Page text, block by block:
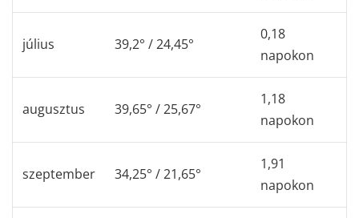
július 39,2° / 24,45°
0,18
napokon
augusztus 39,65° / 25,67°
1,18
napokon
szeptember 34,25° / 21,65°
1,91
napokon